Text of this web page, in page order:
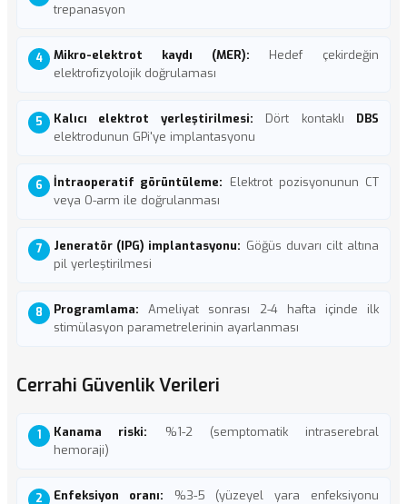
trepanasyon
Mikro-elektrot kaydı (MER): Hedef çekirdeğin
elektrofizyolojik doğrulaması
Kalıcı elektrot yerleştirilmesi: Dört kontaklı DBS
elektrodunun GPi'ye implantasyonu
İntraoperatif görüntüleme: Elektrot pozisyonunun CT
veya O-arm ile doğrulanması
Jeneratör (IPG) implantasyonu: Göğüs duvarı cilt altına
pil yerleştirilmesi
Programlama: Ameliyat sonrası 2-4 hafta içinde ilk
stimülasyon parametrelerinin ayarlanması
Cerrahi Güvenlik Verileri
Kanama riski: %1-2 (semptomatik intraserebral
hemoraji)
Enfeksiyon oranı: %3-5 (yüzeyel yara enfeksiyonu